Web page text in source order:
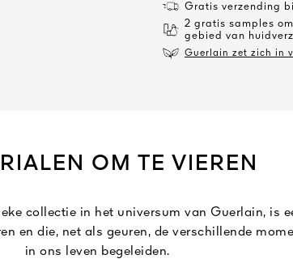
Gratis verzending
2 gratis samples
gebied van
Guerlain zet zich in
OM TE VIEREN
collectie in het universum van Guerlain, is
en die, net als geuren, de verschillende
in ons leven begeleiden.